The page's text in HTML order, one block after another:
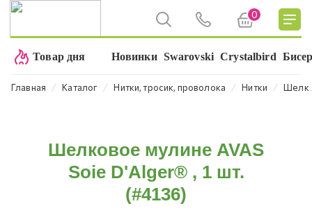
0
Товар дня Новинки Swarovski Crystalbird
Главная ⁄ Каталог ⁄ Нитки, тросик, проволока ⁄ Нитки ⁄ Шелк
Шелковое мулине AVAS
Soie D'Alger® , 1 шт.
(#4136)